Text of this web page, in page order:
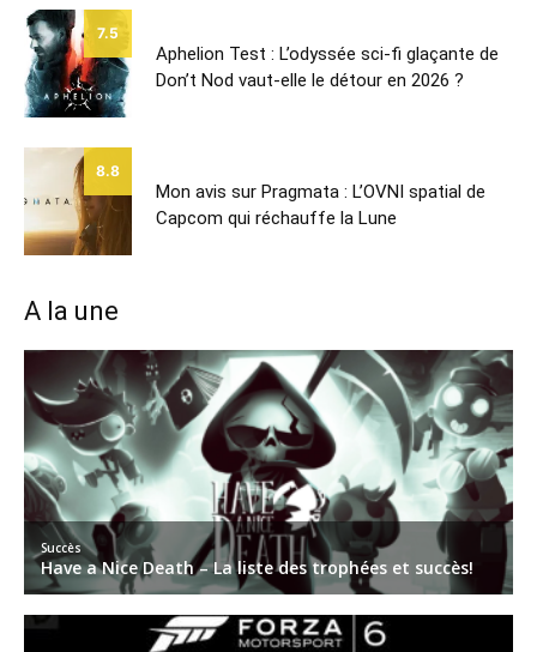
7.5
Aphelion Test : L’odyssée sci-fi glaçante de
Don’t Nod vaut-elle le détour en 2026 ?
8.8
Mon avis sur Pragmata : L’OVNI spatial de
Capcom qui réchauffe la Lune
A la une